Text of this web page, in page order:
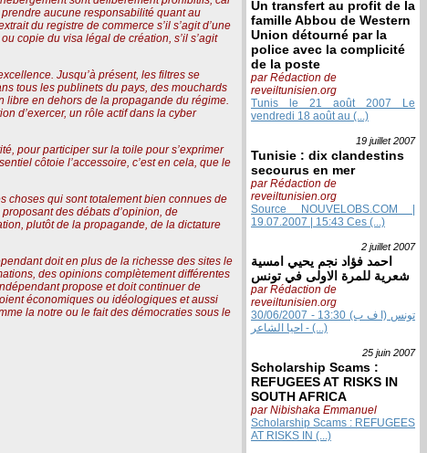
Un transfert au profit de la
famille Abbou de Western
Union détourné par la
police avec la complicité
de la poste
par Rédaction de
reveiltunisien.org
Tunis le 21 août 2007 Le
vendredi 18 août au (...)
19 juillet2007
Tunisie : dix clandestins
secourus en mer
par Rédaction de
reveiltunisien.org
Source NOUVELOBS.COM |
19.07.2007 | 15:43 Ces (...)
2 juillet2007
احمد فؤاد نجم يحيي امسية
شعرية للمرة الاولى في تونس
par Rédaction de
reveiltunisien.org
30/06/2007 - 13:30 تونس (ا ف ب)
- احيا الشاعر (...)
25 juin 2007
Scholarship Scams :
REFUGEES AT RISKS IN
SOUTH AFRICA
par Nibishaka Emmanuel
Scholarship Scams : REFUGEES
AT RISKS IN (...)
aucune responsabilité quant au
du registre de commerce s’il s’agit d’une
copie du visa légal de création, s’il s’agit
Jusqu’à présent, les filtres se
tous les publinets du pays, des mouchards
libre en dehors de la propagande du régime.
d’exercer, un rôle actif dans la cyber
pour participer sur la toile pour s’exprimer
côtoie l’accessoire, c’est en cela, que le
choses qui sont totalement bien connues de
des débats d’opinion, de
plutôt de la propagande, de la dictature
doit en plus de la richesse des sites le
des opinions complètement différentes
propose et doit continuer de
économiques ou idéologiques et aussi
la notre ou le fait des démocraties sous le